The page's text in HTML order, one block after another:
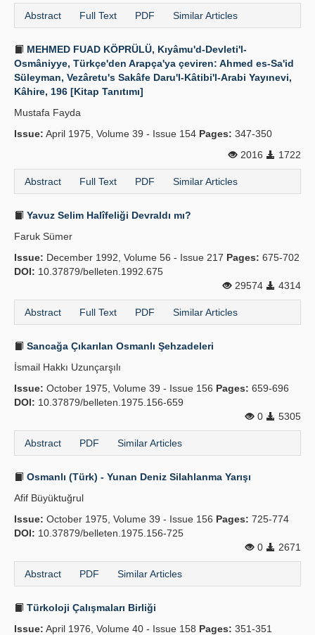
Abstract Full Text PDF Similar Articles
MEHMED FUAD KÖPRÜLÜ, Kıyâmu'd-Devleti'l-
Osmâniyye, Türkçe'den Arapça'ya çeviren: Ahmed es-Sa'id
Süleyman, Vezâretu's Sakâfe Daru'l-Kâtibi'l-Arabi Yayınevi,
Kâhire, 196 [Kitap Tanıtımı]
Mustafa Fayda
Issue: April 1975, Volume 39 - Issue 154 Pages: 347-350
2016
1722
Abstract Full Text PDF Similar Articles
Yavuz Selim Halîfeliği Devraldı mı?
Faruk Sümer
Issue: December 1992, Volume 56 - Issue 217 Pages: 675-702
DOI: 10.37879/belleten.1992.675
29574
4314
Abstract Full Text PDF Similar Articles
Sancağa Çıkarılan Osmanlı Şehzadeleri
İsmail Hakkı Uzunçarşılı
Issue: October 1975, Volume 39 - Issue 156 Pages: 659-696
DOI: 10.37879/belleten.1975.156-659
0
5305
Abstract PDF Similar Articles
Osmanlı (Türk) - Yunan Deniz Silahlanma Yarışı
Afif Büyüktuğrul
Issue: October 1975, Volume 39 - Issue 156 Pages: 725-774
DOI: 10.37879/belleten.1975.156-725
0
2671
Abstract PDF Similar Articles
Türkoloji Çalışmaları Birliği
Issue: April 1976, Volume 40 - Issue 158 Pages: 351-351